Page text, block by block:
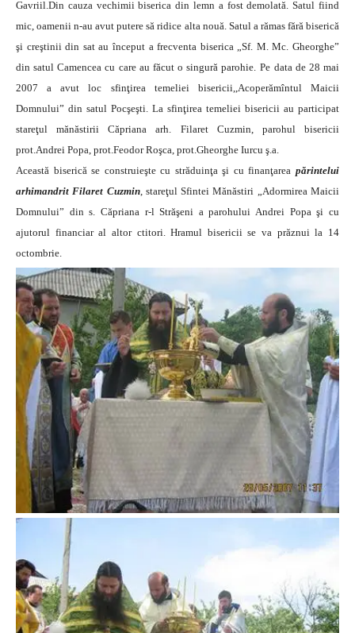
Gavriil.Din cauza vechimii biserica din lemn a fost demolată. Satul fiind
mic, oamenii n-au avut putere să ridice alta nouă. Satul a rămas fără biserică
şi creştinii din sat au început a frecventa biserica „Sf. M. Mc. Gheorghe”
din satul Camencea cu care au făcut o singură parohie. Pe data de 28 mai
2007 a avut loc sfinţirea temeliei bisericii,,Acoperămîntul Maicii
Domnului” din satul Pocşeşti. La sfinţirea temeliei bisericii au participat
stareţul mănăstirii Căpriana arh. Filaret Cuzmin, parohul bisericii
prot.Andrei Popa, prot.Feodor Roşca, prot.Gheorghe Iurcu ş.a.
Această biserică se construieşte cu străduinţa şi cu finanţarea părintelui
arhimandrit Filaret Cuzmin, stareţul Sfintei Mănăstiri „Adormirea Maicii
Domnului” din s. Căpriana r-l Străşeni a parohului Andrei Popa şi cu
ajutorul financiar al altor ctitori. Hramul bisericii se va prăznui la 14
octombrie.